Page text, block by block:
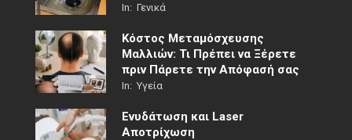
In: Γενικά
Κόστος Μεταμόσχευσης
Μαλλιών: Τι Πρέπει να Ξέρετε
πριν Πάρετε την Απόφασή σας
In: Υγεία
Ενυδάτωση και Laser
Αποτρίχωση